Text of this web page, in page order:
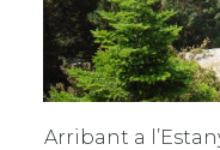
Arribant a